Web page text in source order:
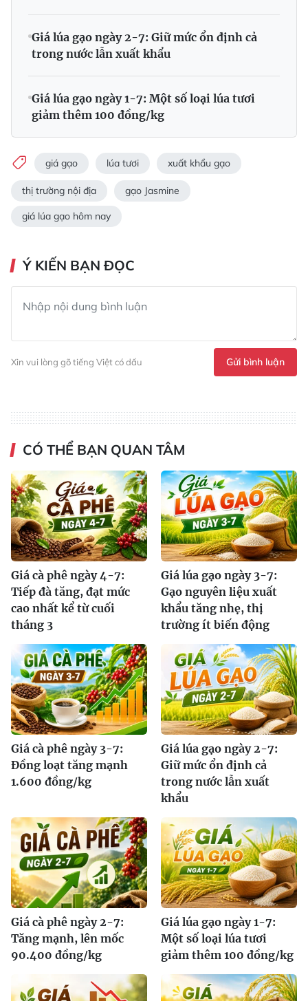
Giá lúa gạo ngày 2-7: Giữ mức ổn định cả
trong nước lẫn xuất khẩu
Giá lúa gạo ngày 1-7: Một số loại lúa tươi
giảm thêm 100 đồng/kg
giá gạo lúa tươi xuất khẩu gạo
thị trường nội địa gạo Jasmine
giá lúa gạo hôm nay
Ý KIẾN BẠN ĐỌC
Xin vui lòng gõ tiếng Việt có dấu Gửi bình luận
CÓ THỂ BẠN QUAN TÂM
Giá cà phê ngày 4-7:
Tiếp đà tăng, đạt mức
cao nhất kể từ cuối
tháng 3
Giá lúa gạo ngày 3-7:
Gạo nguyên liệu xuất
khẩu tăng nhẹ, thị
trường ít biến động
Giá cà phê ngày 3-7:
Đồng loạt tăng mạnh
1.600 đồng/kg
Giá lúa gạo ngày 2-7:
Giữ mức ổn định cả
trong nước lẫn xuất
khẩu
Giá cà phê ngày 2-7:
Tăng mạnh, lên mốc
90.400 đồng/kg
Giá lúa gạo ngày 1-7:
Một số loại lúa tươi
giảm thêm 100 đồng/kg